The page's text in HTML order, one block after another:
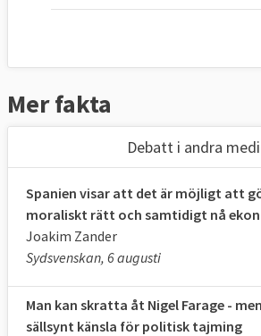
Mer fakta
Debatt i andra
Spanien visar att det är möjligt att
moraliskt rätt och samtidigt nå
Joakim Zander
Sydsvenskan, 6 augusti
Man kan skratta åt Nigel Farage -
sällsynt känsla för politisk tajming